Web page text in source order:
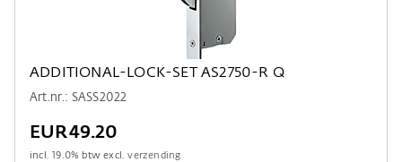
ADDITIONAL-LOCK-SET AS2750-R Q
Art.nr.: SASS2022
EUR49.20
incl.19.0% btw excl.verzending